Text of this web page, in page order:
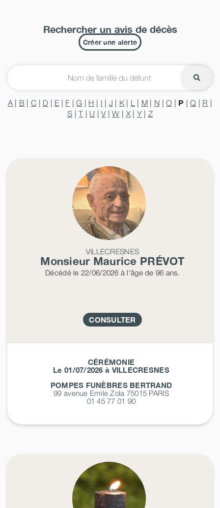
Rechercher un avis de décès
Créer une alerte
A | B | C | D | E | F |G | H | I | J | K | L | M | N |O | P |Q | R |
S |T | U |V|W | X| Y| Z
VILLECRESNES
Monsieur Maurice PRÉVOT
Décédéle 22/06/2026 à l'âge de 96 ans.
CONSULTER
CÉRÉMONIE
Le 01/07/2026 à VILLECRESNES
POMPES FUNÈBRES BERTRAND
99 avenue Emile Zola 75015 PARIS
01 45 77 01 90